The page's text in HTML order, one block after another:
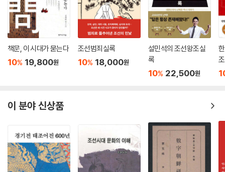
책문, 이 시대가 묻는다
10% 19,800원
조선범죄실록
10% 18,000원
설민석의 조선왕조실
록
10% 22,500원
이 분야 신상품